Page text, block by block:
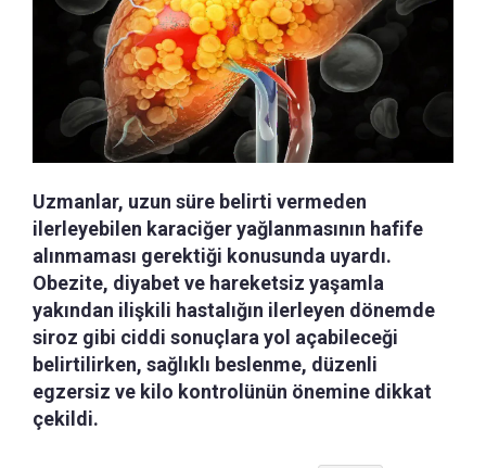
Uzmanlar, uzun süre belirti vermeden
ilerleyebilen karaciğer yağlanmasının hafife
alınmaması gerektiği konusunda uyardı.
Obezite, diyabet ve hareketsiz yaşamla
yakından ilişkili hastalığın ilerleyen dönemde
siroz gibi ciddi sonuçlara yol açabileceği
belirtilirken, sağlıklı beslenme, düzenli
egzersiz ve kilo kontrolünün önemine dikkat
çekildi.